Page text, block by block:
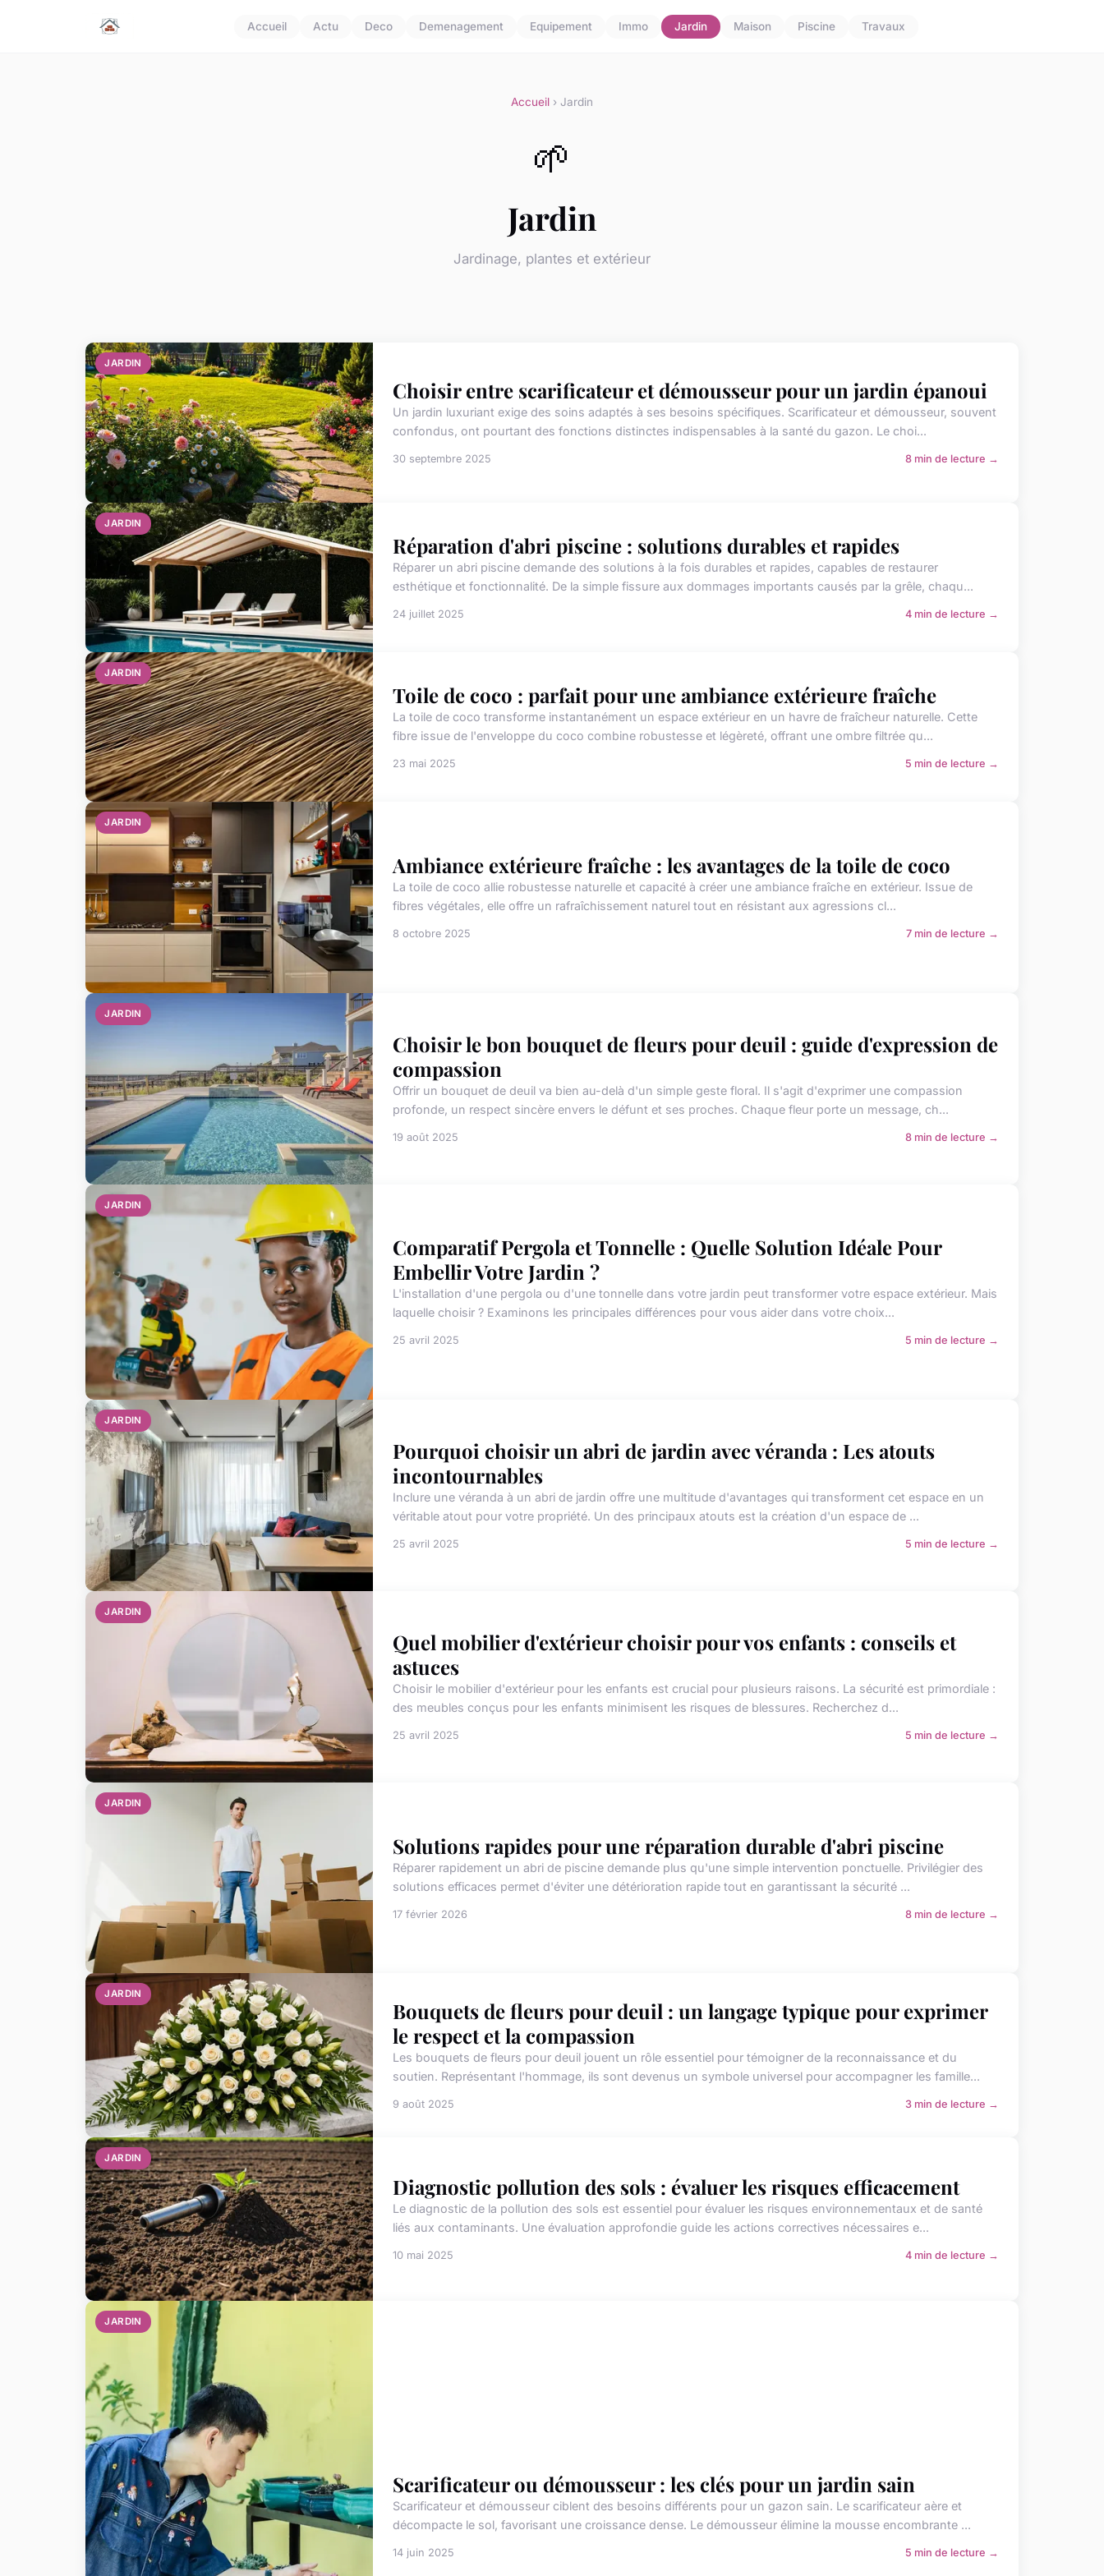
Accueil Actu Deco Demenagement Equipement Immo Jardin Maison Piscine Travaux
Accueil › Jardin
🌱
Jardin
Jardinage, plantes et extérieur
JARDIN
Choisir entre scarificateur et démousseur pour un jardin épanoui
Un jardin luxuriant exige des soins adaptés à ses besoins spécifiques. Scarificateur et démousseur, souvent
confondus, ont pourtant des fonctions distinctes indispensables à la santé du gazon. Le choi...
30 septembre 2025 8 min de lecture →
JARDIN
Réparation d'abri piscine : solutions durables et rapides
Réparer un abri piscine demande des solutions à la fois durables et rapides, capables de restaurer
esthétique et fonctionnalité. De la simple fissure aux dommages importants causés par la grêle, chaqu...
24 juillet 2025 4 min de lecture →
JARDIN
Toile de coco : parfait pour une ambiance extérieure fraîche
La toile de coco transforme instantanément un espace extérieur en un havre de fraîcheur naturelle. Cette
fibre issue de l'enveloppe du coco combine robustesse et légèreté, offrant une ombre filtrée qu...
23 mai 2025 5 min de lecture →
JARDIN
Ambiance extérieure fraîche : les avantages de la toile de coco
La toile de coco allie robustesse naturelle et capacité à créer une ambiance fraîche en extérieur. Issue de
fibres végétales, elle offre un rafraîchissement naturel tout en résistant aux agressions cl...
8 octobre 2025 7 min de lecture →
JARDIN
Choisir le bon bouquet de fleurs pour deuil : guide d'expression de
compassion
Offrir un bouquet de deuil va bien au-delà d'un simple geste floral. Il s'agit d'exprimer une compassion
profonde, un respect sincère envers le défunt et ses proches. Chaque fleur porte un message, ch...
19 août 2025 8 min de lecture →
JARDIN
Comparatif Pergola et Tonnelle : Quelle Solution Idéale Pour
Embellir Votre Jardin ?
L'installation d'une pergola ou d'une tonnelle dans votre jardin peut transformer votre espace extérieur. Mais
laquelle choisir ? Examinons les principales différences pour vous aider dans votre choix...
25 avril 2025 5 min de lecture →
JARDIN
Pourquoi choisir un abri de jardin avec véranda : Les atouts
incontournables
Inclure une véranda à un abri de jardin offre une multitude d'avantages qui transforment cet espace en un
véritable atout pour votre propriété. Un des principaux atouts est la création d'un espace de ...
25 avril 2025 5 min de lecture →
JARDIN
Quel mobilier d'extérieur choisir pour vos enfants : conseils et
astuces
Choisir le mobilier d'extérieur pour les enfants est crucial pour plusieurs raisons. La sécurité est primordiale :
des meubles conçus pour les enfants minimisent les risques de blessures. Recherchez d...
25 avril 2025 5 min de lecture →
JARDIN
Solutions rapides pour une réparation durable d'abri piscine
Réparer rapidement un abri de piscine demande plus qu'une simple intervention ponctuelle. Privilégier des
solutions efficaces permet d'éviter une détérioration rapide tout en garantissant la sécurité ...
17 février 2026 8 min de lecture →
JARDIN
Bouquets de fleurs pour deuil : un langage typique pour exprimer
le respect et la compassion
Les bouquets de fleurs pour deuil jouent un rôle essentiel pour témoigner de la reconnaissance et du
soutien. Représentant l'hommage, ils sont devenus un symbole universel pour accompagner les famille...
9 août 2025 3 min de lecture →
JARDIN
Diagnostic pollution des sols : évaluer les risques efficacement
Le diagnostic de la pollution des sols est essentiel pour évaluer les risques environnementaux et de santé
liés aux contaminants. Une évaluation approfondie guide les actions correctives nécessaires e...
10 mai 2025 4 min de lecture →
JARDIN
Scarificateur ou démousseur : les clés pour un jardin sain
Scarificateur et démousseur ciblent des besoins différents pour un gazon sain. Le scarificateur aère et
décompacte le sol, favorisant une croissance dense. Le démousseur élimine la mousse encombrante ...
14 juin 2025 5 min de lecture →